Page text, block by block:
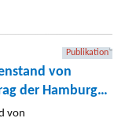
Publikation
von
der Hamburger